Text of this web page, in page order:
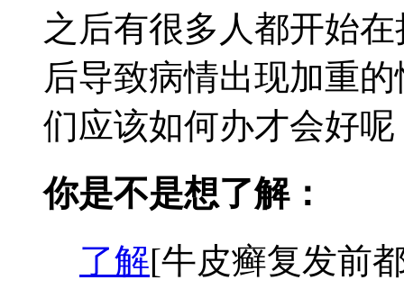
之后有很多人都开始
后导致病情出现加重
们应该如何办才会好
你是不是想了解：
了解[牛皮癣复发前